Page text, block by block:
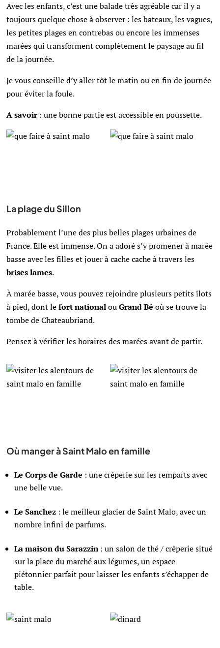
Avec les enfants, c’est une balade très agréable car il y a
toujours quelque chose à observer : les bateaux, les vagues,
les petites plages en contrebas ou encore les immenses
marées qui transforment complètement le paysage au fil
de la journée.
Je vous conseille d’y aller tôt le matin ou en fin de journée
pour éviter la foule.
A savoir : une bonne partie est accessible en poussette.
La plage du Sillon
Probablement l’une des plus belles plages urbaines de
France. Elle est immense. On a adoré s’y promener à marée
basse avec les filles et jouer à cache cache à travers les
brises lames.
À marée basse, vous pouvez rejoindre plusieurs petits îlots
à pied, dont lefort nationalouGrand Bé où se trouve la
tombe de Chateaubriand.
Pensez à vérifier les horaires des marées avant de partir.
Où manger à Saint Malo en famille
Le Corps de Garde : une crêperie sur les remparts avec
une belle vue.
Le Sanchez : le meilleur glacier de Saint Malo, avec un
nombre infini de parfums.
La maison du Sarazzin: un salon de thé / crêperie situé
sur la place du marché aux légumes, un espace
piétonnier parfait pour laisser les enfants s’échapper de
table.